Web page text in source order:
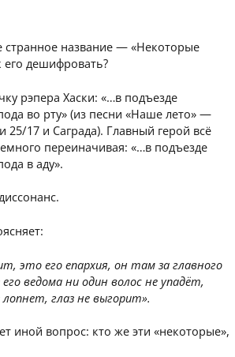
странное название — «Некоторые
его дешифровать?
рэпера Хаски: «…в подъезде
во рту» (из песни «Наше лето» —
25/17 и Саграда). Главный герой всё
переиначивая: «…в подъезде
в аду».
это его епархия, он там за главного
ведома ни один волос не упадёт,
глаз не выгорит».
иной вопрос: кто же эти «некоторые»,